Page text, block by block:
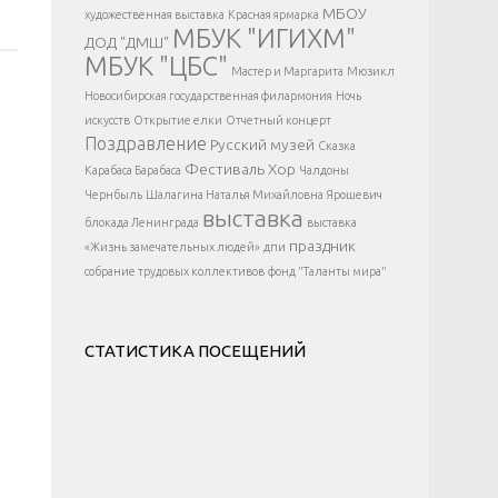
</div >
художественная выставка Красная ярмарка МБОУ
ДОД "ДМШ" МБУК "ИГИХМ"
МБУК "ЦБС" Мастер и Маргарита Мюзикл
Новосибирская государственная филармония Ночь
искусств Открытие елки Отчетный концерт
Поздравление Русский музей Сказка
Карабаса Барабаса ФестивальХор Чалдоны
Чернбыль Шалагина Наталья Михайловна Ярошевич
блокада Ленинграда выставка выставка
«Жизнь замечательных людей» дпи праздник
собрание трудовых коллективов фонд "Таланты мира"
СТАТИСТИКА ПОСЕЩЕНИЙ